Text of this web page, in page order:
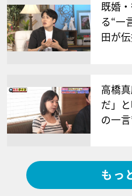
既婚
る“一
田が
高橋
だ」
の一
もっ